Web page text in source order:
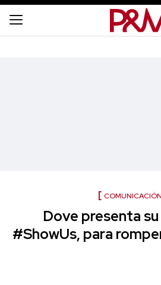
COMUNICACIÓN
Dove presenta
#ShowUs, para